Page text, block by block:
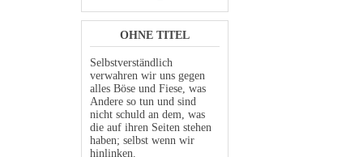
OHNE TITEL
Selbstverständlich
verwahren wir uns gegen
alles Böse und Fiese, was
Andere so tun und sind
nicht schuld an dem, was
die auf ihren Seiten stehen
haben; selbst wenn wir
hinlinken.